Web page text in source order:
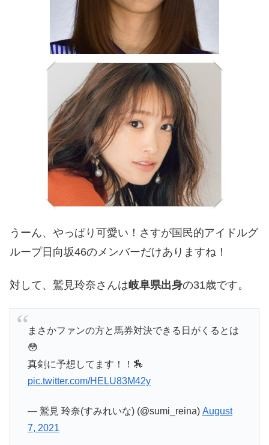
うーん、やっぱり可愛い！さすが国民的アイドルグ
ループ日向坂46のメンバーだけありますね！
対して、鷲見玲奈さんは岐阜県出身の31歳です。
まさかファンの方と馬券対決できる日がくるとは
😳
真剣に予想してます！！🏇
pic.twitter.com/HELU83M42y
— 鷲見 玲奈(すみれいな) (@sumi_reina) August
7, 2021